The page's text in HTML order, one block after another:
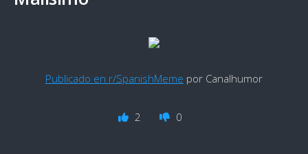
Publicado en r/SpanishMeme por Canalhumor
2 0